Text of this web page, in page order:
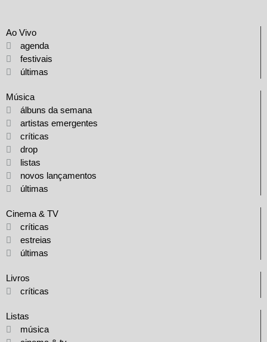
Ao Vivo
agenda
festivais
últimas
Música
álbuns da semana
artistas emergentes
críticas
drop
listas
novos lançamentos
últimas
Cinema & TV
críticas
estreias
últimas
Livros
críticas
Listas
música